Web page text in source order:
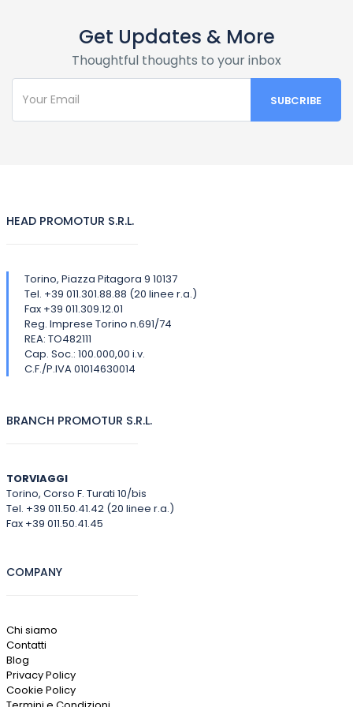
Situato nella tranquilla e suggestiva baia di Mirbat, nella
regione di Dhofar, il Veraclub Salalah si affaccia sul mare.
Si presenta come una moderna ed elegante struttura
dotata di ogni comfort, adatta ad una clientela alla
ricerca di relax e benessere, ma anche a chi è alla
Get Updates & More
Thoughtful thoughts to your inbox
HEAD PROMOTUR S.R.L.
Torino, Piazza Pitagora 9 10137
Tel. +39 011.301.88.88 (20 linee r.a.)
Fax +39 011.309.12.01
Reg. Imprese Torino n.691/74
REA: TO482111
Cap. Soc.: 100.000,00 i.v.
C.F./P.IVA 01014630014
BRANCH PROMOTUR S.R.L.
TORVIAGGI
Torino, Corso F. Turati 10/bis
Tel. +39 011.50.41.42 (20 linee r.a.)
Fax +39 011.50.41.45
COMPANY
Chi siamo
Contatti
Blog
Privacy Policy
Cookie Policy